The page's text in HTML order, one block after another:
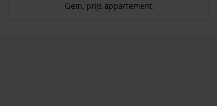
Gem. prijs appartement